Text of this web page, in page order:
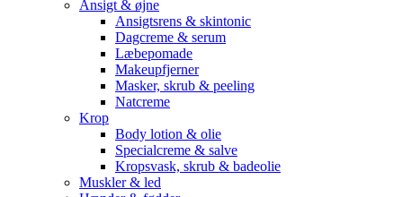
Ansigt & øjne
Ansigtsrens & skintonic
Dagcreme & serum
Læbepomade
Makeupfjerner
Masker, skrub & peeling
Natcreme
Krop
Body lotion & olie
Specialcreme & salve
Kropsvask, skrub & badeolie
Muskler & led